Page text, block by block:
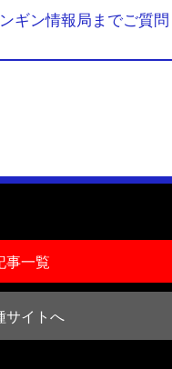
ギン情報局までご質問
事一覧
サイトへ